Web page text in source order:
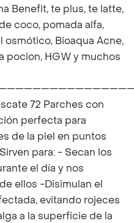
Benefit, te plus, te latte,
coco, pomada alfa,
Bioaqua Acne,
pocion, HGW y muchos
72 Parches con
perfecta para
de la piel en puntos
para: - Secan los
el día y nos
ellos -Disimulan el
evitando rojeces
a la superficie de la